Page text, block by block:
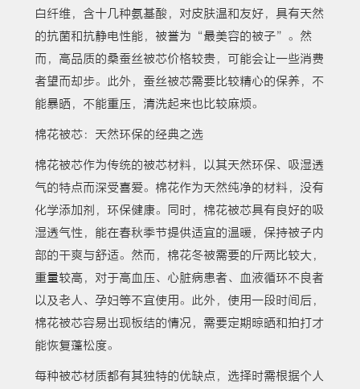
白纤维，含十几种氨基酸，对皮肤温和友好，具有天然
的抗菌和抗静电性能，被誉为“最美容的被子”。然
而，高品质的桑蚕丝被芯价格较贵，可能会让一些消费
者望而却步。此外，蚕丝被芯需要比较精心的保养，不
能暴晒，不能重压，清洗起来也比较麻烦。
棉花被芯：天然环保的经典之选
棉花被芯作为传统的被芯材料，以其天然环保、吸湿透
气的特点而深受喜爱。棉花作为天然纯净的材料，没有
化学添加剂，环保健康。同时，棉花被芯具有良好的吸
湿透气性，能在春秋季节提供适宜的温暖，保持被子内
部的干爽与舒适。然而，棉花冬被需要的斤两比较大，
重量较高，对于高血压、心脏病患者、血液循环不良者
以及老人、孕妇等不宜使用。此外，使用一段时间后，
棉花被芯容易出现板结的情况，需要定期晾晒和拍打才
能恢复蓬松度。
每种被芯材质都有其独特的优缺点，选择时需根据个人